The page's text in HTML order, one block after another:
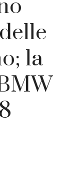
la